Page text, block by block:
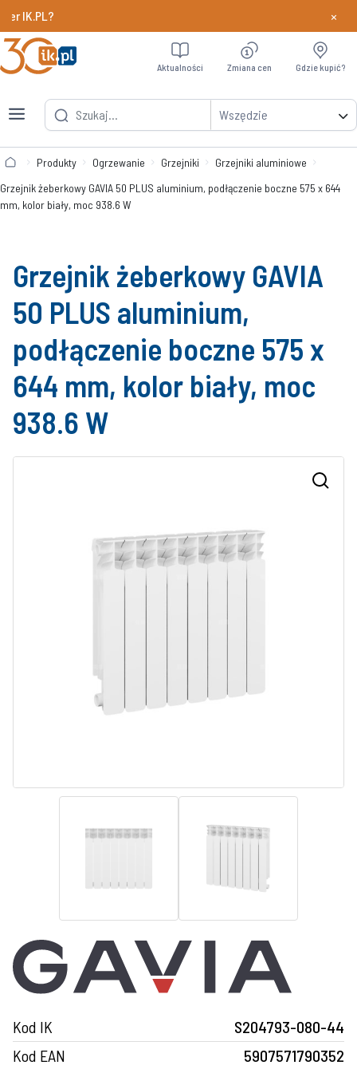
Dowiedz
×
Wszędzie
Aktualności Zmiana cen Gdzie kupić?
Produkty Ogrzewanie Grzejniki
Grzejniki aluminiowe
Grzejnik żeberkowy GAVIA 50 PLUS aluminium, podłączenie boczne 575 x 644
mm, kolor biały, moc 938.6 W
Grzejnik żeberkowy GAVIA
50 PLUS aluminium,
podłączenie boczne 575 x
644 mm, kolor biały, moc
938.6 W
Kod IK
S204793-080-44
Kod EAN
5907571790352